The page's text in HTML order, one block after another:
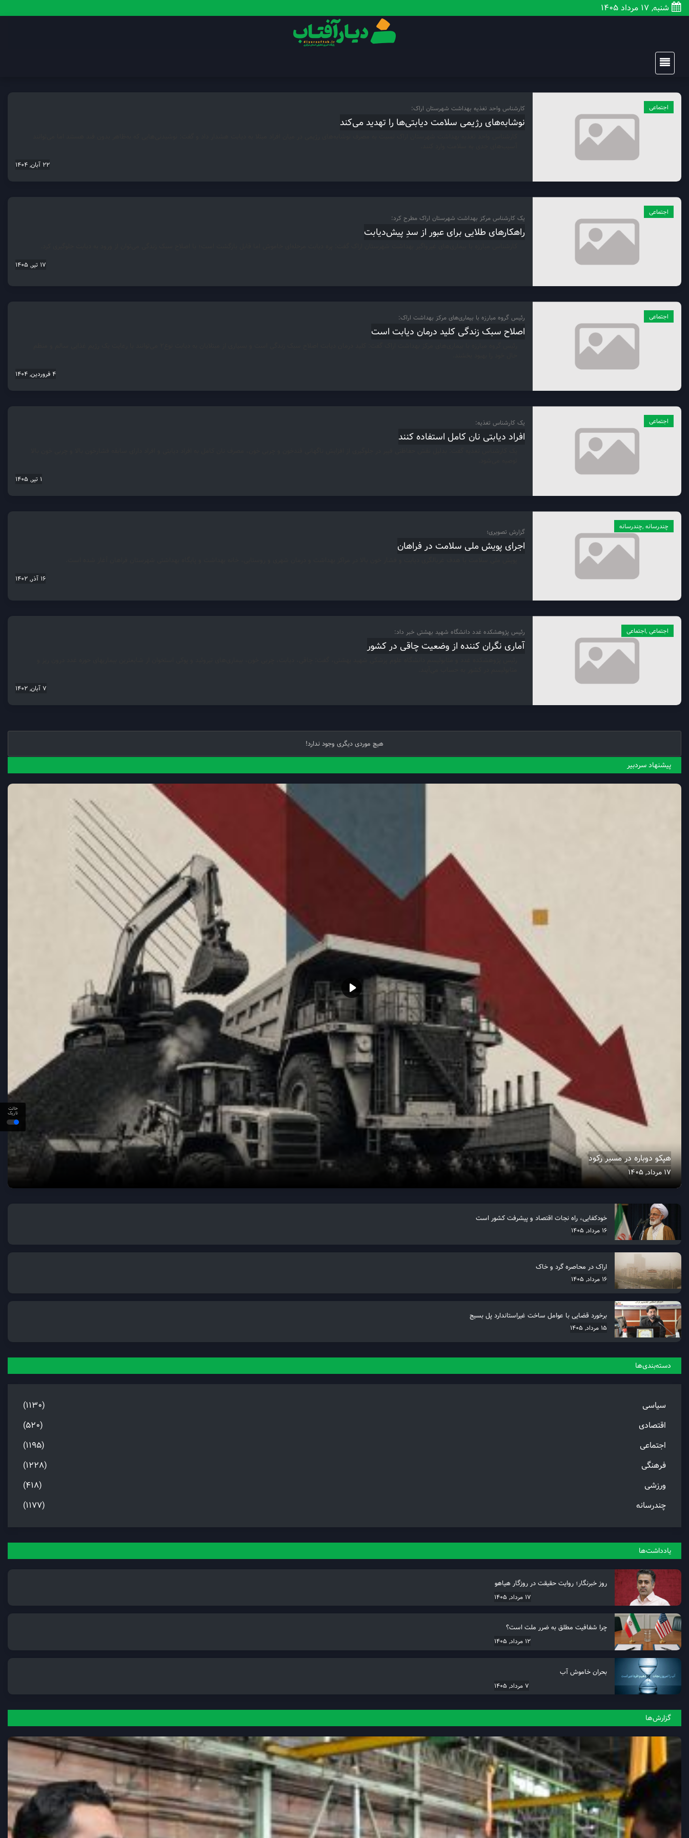
حالت
تاریک
شنبه, 17 مرداد 1405
اجتماعی کارشناس واحد تغذیه بهداشت شهرستان اراک:
نوشابه‌های رژیمی سلامت دیابتی‌ها را تهدید می‌کند
22 آبان, 1404
اجتماعی
یک کارشناس مرکز بهداشت شهرستان اراک مطرح کرد:
راهکارهای طلایی برای عبور از سدِ پیش‌دیابت
17 تیر, 1405
اجتماعی رئیس گروه مبارزه با بیماری‌های مرکز بهداشت اراک:
اصلاح سبک زندگی کلید درمان دیابت است
4 فروردین, 1404
اجتماعی یک کارشناس تغذیه:
افراد دیابتی نان کامل استفاده کنند
1 تیر, 1405
چندرسانه ,چندرسانه
گزارش تصویری؛
اجرای پویش ملی سلامت در فراهان
16 آذر, 1402
اجتماعی ,اجتماعی رئیس پژوهشکده غدد دانشگاه شهید بهشتی خبر داد:
آماری نگران کننده از وضعیت چاقی در کشور
7 آبان, 1402
هیچ موردی دیگری وجود ندارد!
پیشنهاد سردبیر
هپکو دوباره در مسیر رکود
17 مرداد, 1405
خودکفایی، راه نجات اقتصاد و پیشرفت کشور است
16 مرداد, 1405
اراک در محاصره گرد و خاک
16 مرداد, 1405
برخورد قضایی با عوامل ساخت غیراستاندارد پل بسیج
15 مرداد, 1405
دسته‌بندی‌ها
سیاسی
(1130)
اقتصادی
(520)
اجتماعی
(1195)
فرهنگی
(1228)
ورزشی
(418)
چندرسانه
(1177)
یادداشت‌ها
روز خبرنگار؛ روایت حقیقت در روزگار هیاهو
17 مرداد, 1405
چرا شفافیت مطلق به ضرر ملت است؟
12 مرداد, 1405
بحران خاموش آب
7 مرداد, 1405
گزارش‌ها